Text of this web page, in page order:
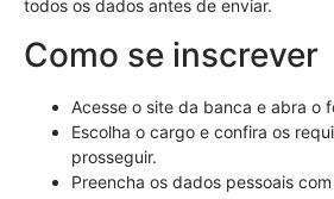
todos os dados antes de enviar.
Como se inscrever
Acesse o site da banca e abra o
Escolha o cargo e confira os
prosseguir.
Preencha os dados pessoais